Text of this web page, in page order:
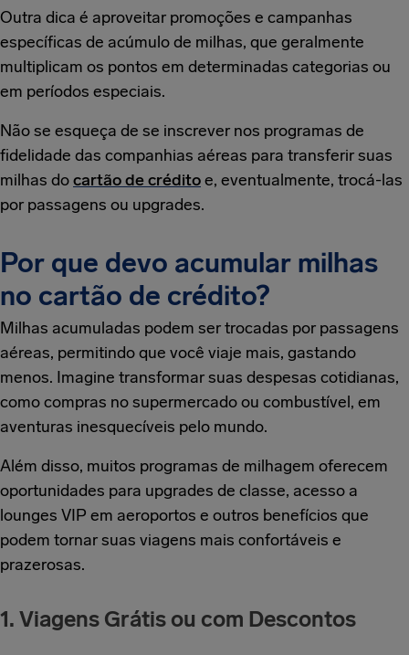
Outra dica é aproveitar promoções e campanhas
específicas de acúmulo de milhas, que geralmente
multiplicam os pontos em determinadas categorias ou
em períodos especiais.
Não se esqueça de se inscrever nos programas de
fidelidade das companhias aéreas para transferir suas
milhas docartão de créditoe, eventualmente, trocá-las
por passagens ou upgrades.
Por que devo acumular milhas
no cartão de crédito?
Milhas acumuladas podem ser trocadas por passagens
aéreas, permitindo que você viaje mais, gastando
menos. Imagine transformar suas despesas cotidianas,
como compras no supermercado ou combustível, em
aventuras inesquecíveis pelo mundo.
Além disso, muitos programas de milhagem oferecem
oportunidades para upgrades de classe, acesso a
lounges VIP em aeroportos e outros benefícios que
podem tornar suas viagens mais confortáveis e
prazerosas.
1. Viagens Grátis ou com Descontos